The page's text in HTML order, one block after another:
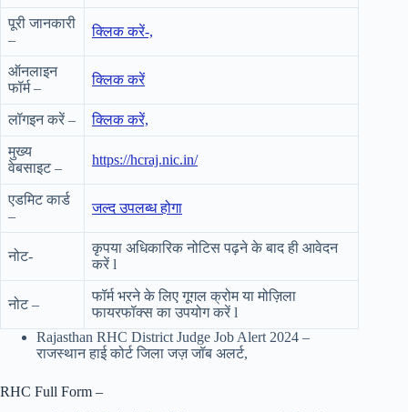
पूरी जानकारी
–
क्लिक करें-,
ऑनलाइन
फॉर्म –
क्लिक करें
लॉगइन करें – क्लिक करें,
मुख्य
वेबसाइट –
https://hcraj.nic.in/
एडमिट कार्ड
–
जल्द उपलब्ध होगा
नोट-
कृपया अधिकारिक नोटिस पढ़ने के बाद ही आवेदन
करें l
नोट –
फॉर्म भरने के लिए गूगल क्रोम या मोज़िला
फायरफॉक्स का उपयोग करें l
Rajasthan RHC District Judge Job Alert 2024 –
राजस्थान हाई कोर्ट जिला जज़ जॉब अलर्ट,
RHC Full Form –